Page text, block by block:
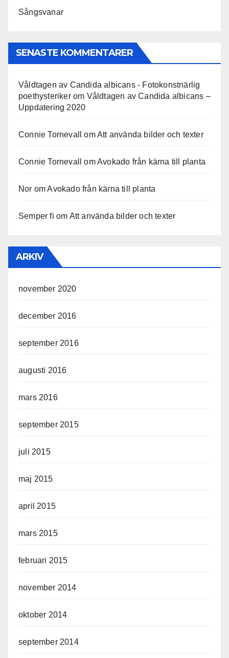
Sångsvanar
SENASTE KOMMENTARER
Våldtagen av Candida albicans - Fotokonstnärlig
poethysterikerom Våldtagen av Candida albicans –
Uppdatering 2020
Connie Tornevall omAtt använda bilder och texter
Connie Tornevall omAvokado från kärna till planta
Nor omAvokado från kärna till planta
Semper fi om Att använda bilder och texter
ARKIV
november 2020
december 2016
september 2016
augusti 2016
mars 2016
september 2015
juli 2015
maj 2015
april 2015
mars 2015
februari 2015
november 2014
oktober 2014
september 2014